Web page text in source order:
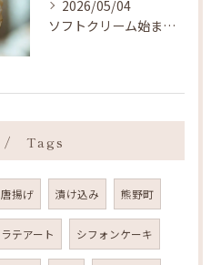
2026/05/04
ソフトクリーム始まりました ˎˊ˗
Tags
唐揚げ 漬け込み 熊野町
ラテアート シフォンケーキ